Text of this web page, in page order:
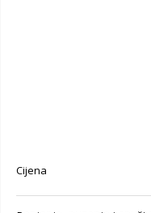
Cijena